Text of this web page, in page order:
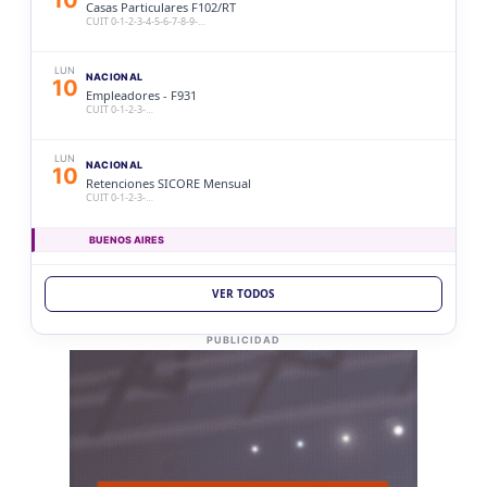
Casas Particulares F102/RT
CUIT 0-1-2-3-4-5-6-7-8-9-…
LUN
10 NACIONAL
Empleadores - F931
CUIT 0-1-2-3-…
LUN
10 NACIONAL
Retenciones SICORE Mensual
CUIT 0-1-2-3-…
BUENOS AIRES
BUENOS AIRES
Ag. Bs As Reg Gral Retenc 2aQ
CUIT 0-1-2-3-4-5-6-7-8-9-…
10
VER TODOS
PUBLICIDAD